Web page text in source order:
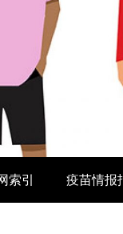
索引 疫苗情报